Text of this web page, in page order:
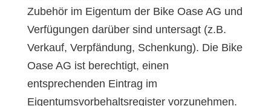
Zubehör im Eigentum der Bike Oase AG und
Verfügungen darüber sind untersagt (z.B.
Verkauf, Verpfändung, Schenkung). Die Bike
Oase AG ist berechtigt, einen
entsprechenden Eintrag im
Eigentumsvorbehaltsregister vorzunehmen.